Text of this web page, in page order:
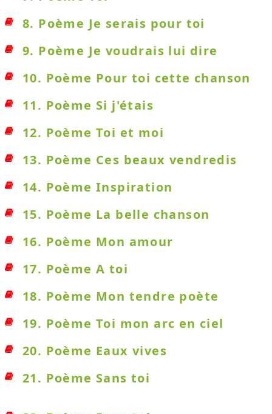
8. Poème Je serais pour toi
9. Poème Je voudrais lui dire
10. Poème Pour toi cette chanson
11. Poème Si j'étais
12. Poème Toi et moi
13. Poème Ces beaux vendredis
14. Poème Inspiration
15. Poème La belle chanson
16. Poème Mon amour
17. Poème A toi
18. Poème Mon tendre poète
19. Poème Toi mon arc en ciel
20. Poème Eaux vives
21. Poème Sans toi